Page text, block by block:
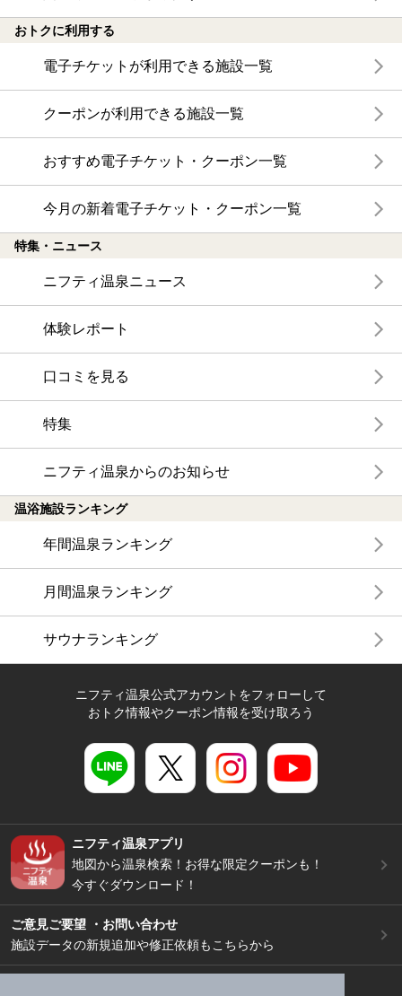
おトクに利用する
電子チケットが利用できる施設一覧
クーポンが利用できる施設一覧
おすすめ電子チケット・クーポン一覧
今月の新着電子チケット・クーポン一覧
特集・ニュース
ニフティ温泉ニュース
体験レポート
口コミを見る
特集
ニフティ温泉からのお知らせ
温浴施設ランキング
年間温泉ランキング
月間温泉ランキング
サウナランキング
ニフティ温泉公式アカウントをフォローして
おトク情報やクーポン情報を受け取ろう
ニフティ温泉アプリ
地図から温泉検索！お得な限定クーポンも！
今すぐダウンロード！
ご意見ご要望 ・お問い合わせ
施設データの新規追加や修正依頼もこちらから